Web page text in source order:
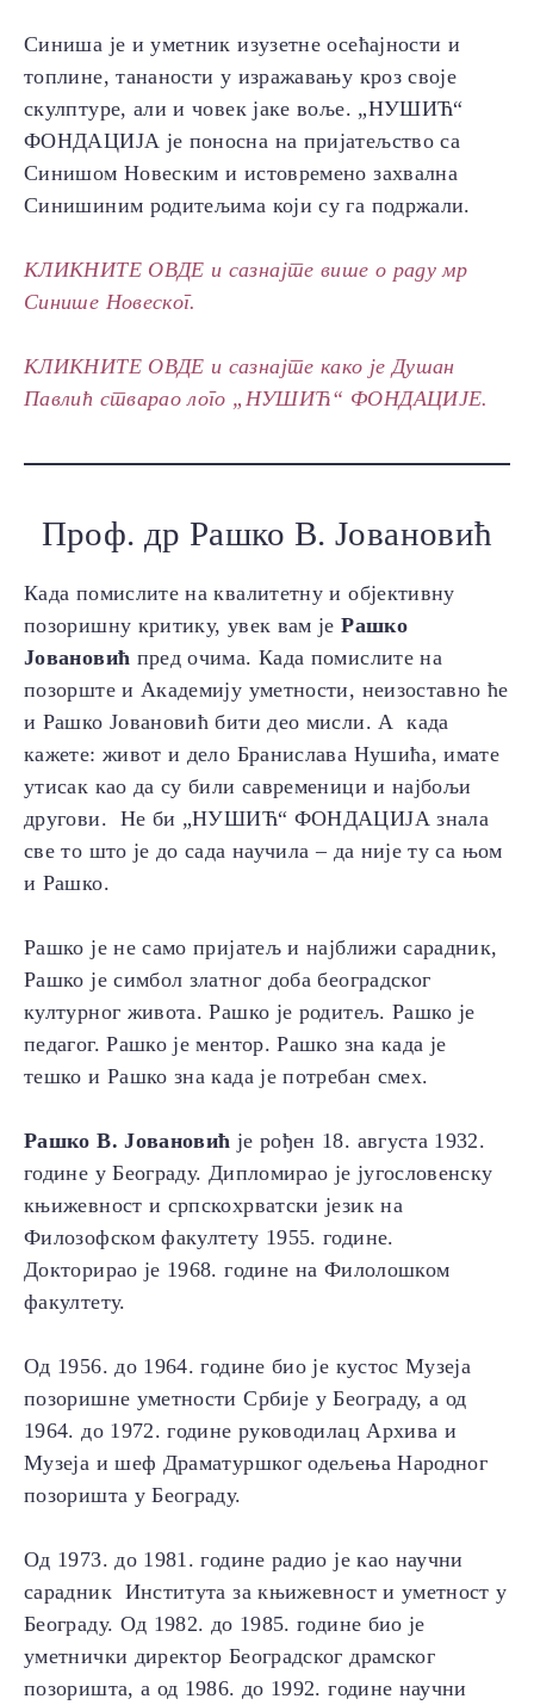
Синиша је и уметник изузетне осећајности и
топлине, тананости у изражавању кроз своје
скулптуре, али и човек јаке воље. „НУШИЋ“
ФОНДАЦИЈА је поносна на пријатељство са
Синишом Новеским и истовремено захвална
Синишиним родитељима који су га подржали.
КЛИКНИТЕ ОВДЕ и сазнајте више о раду мр
Синише Новеског.
КЛИКНИТЕ ОВДЕ и сазнајте како је Душан
Павлић стварао лого „НУШИЋ“ ФОНДАЦИЈЕ.
Проф. др Рашко В. Јовановић
Када помислите на квалитетну и објективну
позоришну критику, увек вам јеРашко
Јовановић пред очима. Када помислите на
позорште и Академију уметности, неизоставно ће
и Рашко Јовановић бити део мисли. А када
кажете: живот и дело Бранислава Нушића, имате
утисак као да су били савременици и најбољи
другови. Не би „НУШИЋ“ ФОНДАЦИЈА знала
све то што је до сада научила – да није ту са њом
и Рашко.
Рашко је не само пријатељ и најближи сарадник,
Рашко је симбол златног доба београдског
културног живота. Рашко је родитељ. Рашко је
педагог. Рашко је ментор. Рашко зна када је
тешко и Рашко зна када је потребан смех.
Рашко В. Јовановић је рођен 18. августа 1932.
године у Београду. Дипломирао је југословенску
књижевност и српскохрватски језик на
Филозофском факултету 1955. године.
Докторирао је 1968. године на Филолошком
факултету.
Од 1956. до 1964. године био је кустос Музеја
позоришне уметности Србије у Београду, а од
1964. до 1972. године руководилац Архива и
Музеја и шеф Драматуршког одељења Народног
позоришта у Београду.
Од 1973. до 1981. године радио је као научни
сарадник Института за књижевност и уметност у
Београду. Од 1982. до 1985. године био је
уметнички директор Београдског драмског
позоришта, а од 1986. до 1992. године научни